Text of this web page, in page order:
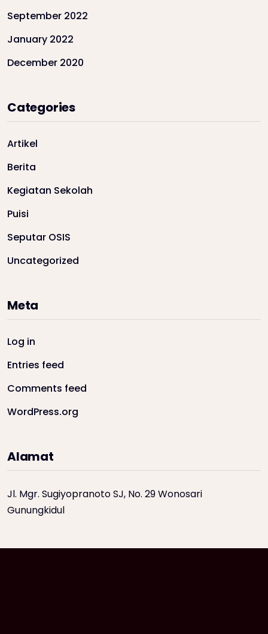
September 2022
January 2022
December 2020
Categories
Artikel
Berita
Kegiatan Sekolah
Puisi
Seputar OSIS
Uncategorized
Meta
Log in
Entries feed
Comments feed
WordPress.org
Alamat
Jl. Mgr. Sugiyopranoto SJ, No. 29 Wonosari
Gunungkidul